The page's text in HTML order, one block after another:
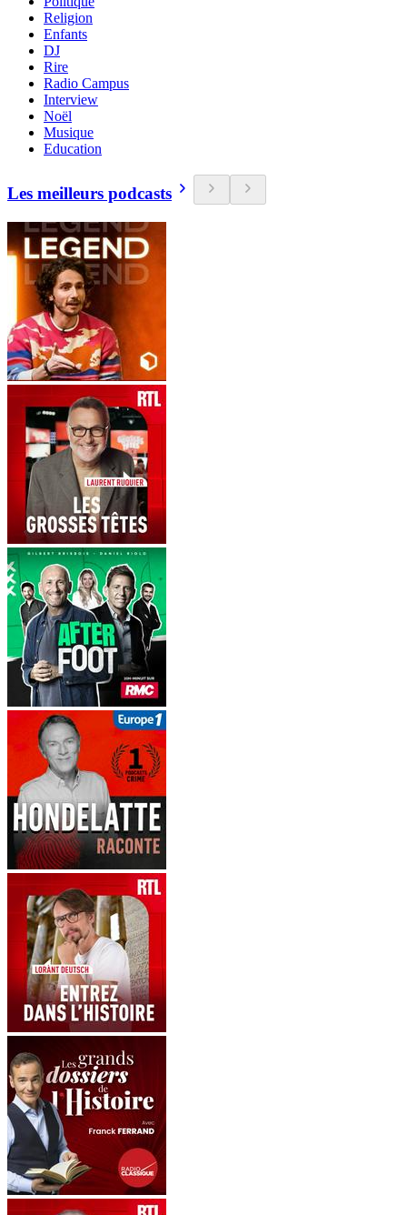
Religion
Enfants
DJ
Rire
Radio Campus
Interview
Noël
Musique
Education
Les meilleurs podcasts